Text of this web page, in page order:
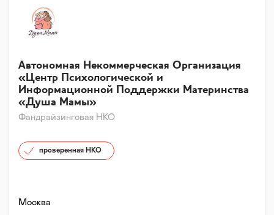
Фандрайзинговая НКО
Автономная Некоммерческая Организация
«Центр Психологической и
Информационной Поддержки Материнства
«Душа Мамы»
проверенная НКО
Москва